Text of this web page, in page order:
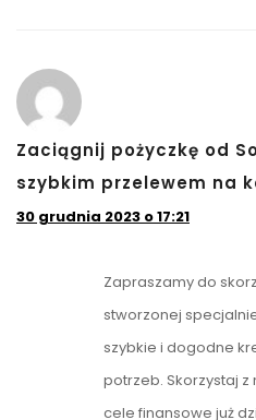
Zaciągnij pożyczkę od
szybkim przelewem na
30 grudnia 2023 o 17:21
Zapraszamy do
stworzonej
szybkie i dogodne
potrzeb. Skorzystaj z
cele finansowe już